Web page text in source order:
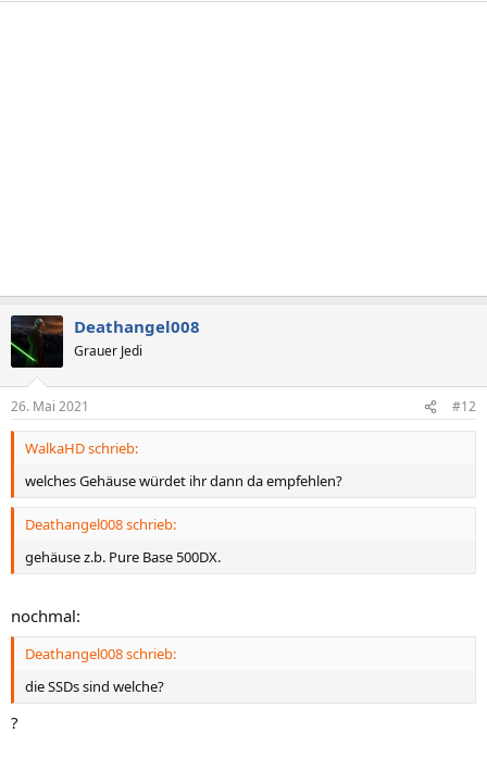
Deathangel008
Grauer Jedi
26. Mai 2021 #12
WalkaHD schrieb:
welches Gehäuse würdet ihr dann da empfehlen?
Deathangel008 schrieb:
gehäuse z.b. Pure Base 500DX.
nochmal:
Deathangel008 schrieb:
die SSDs sind welche?
?